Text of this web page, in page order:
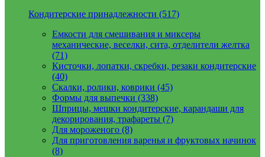
Кондитерские принадлежности (517)
Емкости для смешивания и миксеры
механические, веселки, сита, отделители желтка
(71)
Кисточки, лопатки, скребки, резаки кондитерские
(40)
Скалки, ролики, коврики (45)
Формы для выпечки (338)
Шприцы, мешки кондитерские, карандаши для
декорирования, трафареты (7)
Для мороженого (8)
Для приготовления варенья и фруктовых начинок
(8)